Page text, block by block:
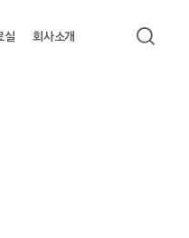
실 회사소개 검색